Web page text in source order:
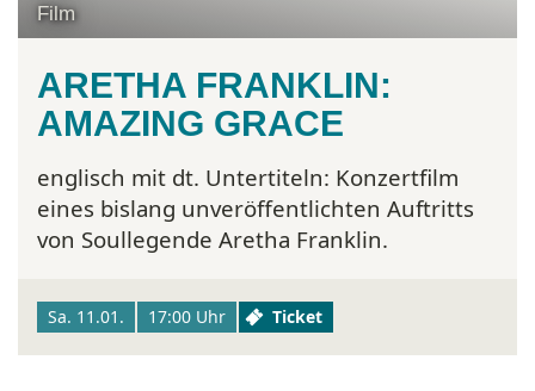
Film
ARETHA FRANKLIN:
AMAZING GRACE
englisch mit dt. Untertiteln: Konzertfilm
eines bislang unveröffentlichten Auftritts
von Soullegende Aretha Franklin.
Sa. 11.01. 17:00 Uhr Ticket